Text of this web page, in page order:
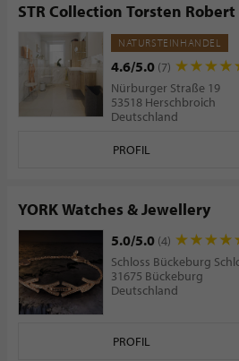
STR Collection Torsten
Fliesen
NATURSTEINHANDEL
4.6/5.0 (7)
Nürburger Straße 19
53518 Herschbroich
Deutschland
PROFIL
YORK Watches & Jewellery
5.0/5.0 (4)
Schloss Bückeburg
31675 Bückeburg
Deutschland
PROFIL